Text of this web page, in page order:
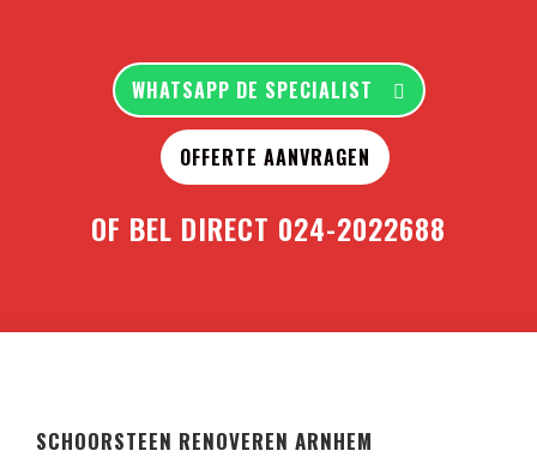
WHATSAPP DE SPECIALIST
OFFERTE AANVRAGEN
OF BEL DIRECT 024-2022688
SCHOORSTEEN RENOVEREN ARNHEM